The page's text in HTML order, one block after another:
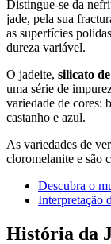
Distingue-se da
jade, pela sua
as superfícies
dureza variável.
O jadeite, silicato
uma série de
variedade de cores:
castanho e azul.
As variedades de
cloromelanite e são
Descubra o
Interpretação
História da